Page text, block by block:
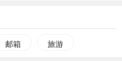
邮箱 旅游